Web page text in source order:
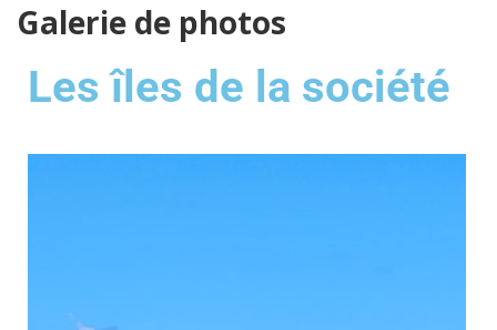
Galerie de photos
Les îles de la société